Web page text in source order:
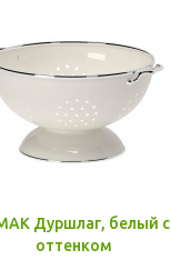
Дуршлаг, белый с
оттенком